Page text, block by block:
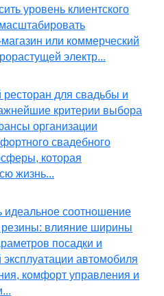
уровень клиентского
или коммерческий
электр...
для свадьбы и
критерии выбора
организации
свадебного
которая
жизнь...
идеальное соотношение
резины: влияние ширины
посадки и
автомобиля
комфорт управления и